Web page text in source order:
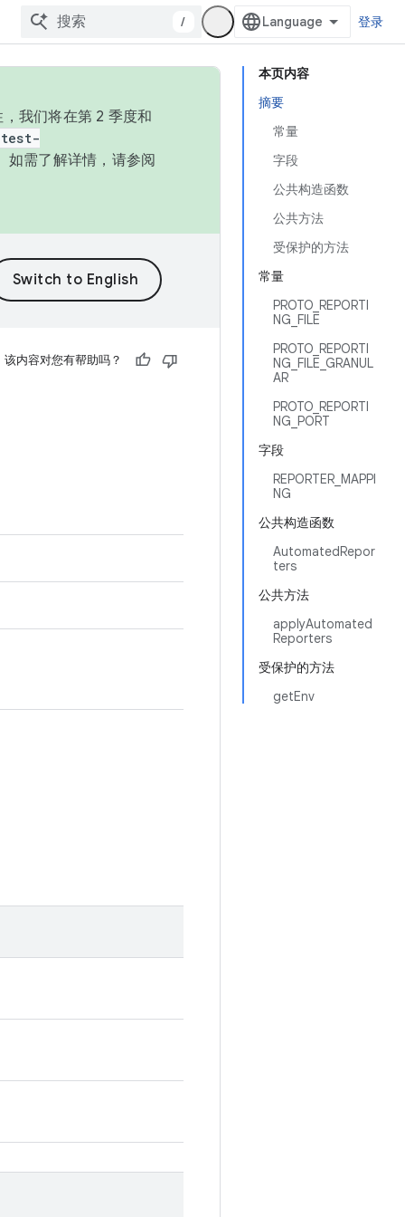
/ 登录
本页内容
摘要
常量
字段
公共构造函数
公共方法
受保护的方法
常量
PROTO_REPORTI
NG_FILE
PROTO_REPORTI
NG_FILE_GRANUL
AR
PROTO_REPORTI
NG_PORT
字段
REPORTER_MAPPI
NG
公共构造函数
AutomatedRepor
ters
公共方法
applyAutomated
Reporters
受保护的方法
getEnv
我们将在第 2 季度和
如需了解详情，请参阅
该内容对您有帮助吗？